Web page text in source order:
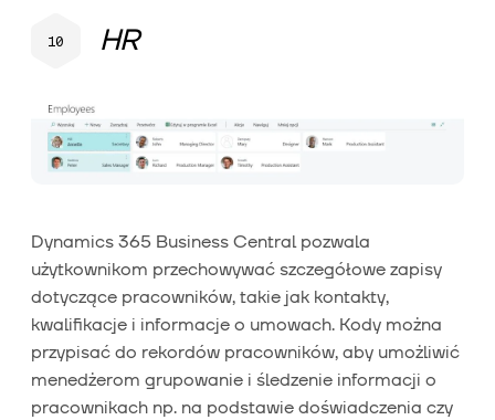
HR
Dynamics 365 Business Central pozwala
użytkownikom przechowywać szczegółowe zapisy
dotyczące pracowników, takie jak kontakty,
kwalifikacje i informacje o umowach. Kody można
przypisać do rekordów pracowników, aby umożliwić
menedżerom grupowanie i śledzenie informacji o
pracownikach np. na podstawie doświadczenia czy